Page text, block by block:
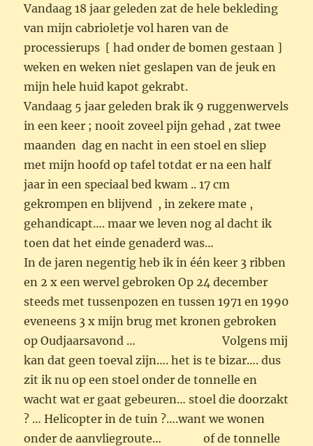
Vandaag 18 jaar geleden zat de hele bekleding
van mijn cabrioletje vol haren van de
processierups [ had onder de bomen gestaan ]
weken en weken niet geslapen van de jeuk en
mijn hele huid kapot gekrabt.
Vandaag 5 jaar geleden brak ik 9 ruggenwervels
in een keer ; nooit zoveel pijn gehad , zat twee
maanden dag en nacht in een stoel en sliep
met mijn hoofd op tafel totdat er na een half
jaar in een speciaal bed kwam .. 17 cm
gekrompen en blijvend , in zekere mate ,
gehandicapt…. maar we leven nog al dacht ik
toen dat het einde genaderd was…
In de jaren negentig heb ik in één keer 3 ribben
en 2 x een wervel gebroken Op 24 december
steeds met tussenpozen en tussen 1971 en 1990
eveneens 3 x mijn brug met kronen gebroken
op Oudjaarsavond … Volgens mij
kan dat geen toeval zijn…. het is te bizar…. dus
zit ik nu op een stoel onder de tonnelle en
wacht wat er gaat gebeuren… stoel die doorzakt
? … Helicopter in de tuin ?….want we wonen
onder de aanvliegroute… of de tonnelle